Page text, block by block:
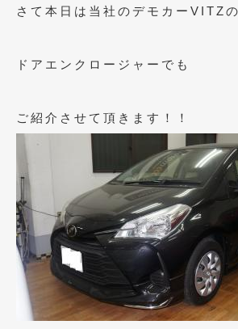
2023年10月(2)
2023年4月 (1)
2022年12月
2022年10月(2)
2022年8月(1)
2022年4月(2)
2022年1月
2021年12月(2)
さて本日は当社のデモカーVITZの
ドアエンクロージャーでも
ご紹介させて頂きます！！